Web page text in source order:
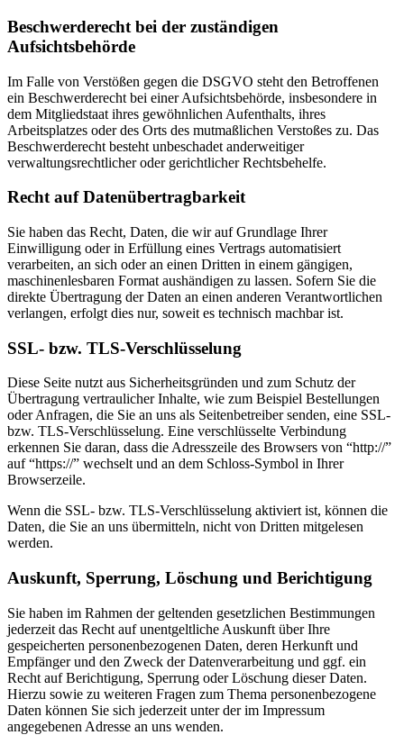
Beschwerderecht bei der zuständigen
Aufsichtsbehörde
Im Falle von Verstößen gegen die DSGVO steht den Betroffenen
ein Beschwerderecht bei einer Aufsichtsbehörde, insbesondere in
dem Mitgliedstaat ihres gewöhnlichen Aufenthalts, ihres
Arbeitsplatzes oder des Orts des mutmaßlichen Verstoßes zu. Das
Beschwerderecht besteht unbeschadet anderweitiger
verwaltungsrechtlicher oder gerichtlicher Rechtsbehelfe.
Recht auf Datenübertragbarkeit
Sie haben das Recht, Daten, die wir auf Grundlage Ihrer
Einwilligung oder in Erfüllung eines Vertrags automatisiert
verarbeiten, an sich oder an einen Dritten in einem gängigen,
maschinenlesbaren Format aushändigen zu lassen. Sofern Sie die
direkte Übertragung der Daten an einen anderen Verantwortlichen
verlangen, erfolgt dies nur, soweit es technisch machbar ist.
SSL- bzw. TLS-Verschlüsselung
Diese Seite nutzt aus Sicherheitsgründen und zum Schutz der
Übertragung vertraulicher Inhalte, wie zum Beispiel Bestellungen
oder Anfragen, die Sie an uns als Seitenbetreiber senden, eine SSL-
bzw. TLS-Verschlüsselung. Eine verschlüsselte Verbindung
erkennen Sie daran, dass die Adresszeile des Browsers von “http://”
auf “https://” wechselt und an dem Schloss-Symbol in Ihrer
Browserzeile.
Wenn die SSL- bzw. TLS-Verschlüsselung aktiviert ist, können die
Daten, die Sie an uns übermitteln, nicht von Dritten mitgelesen
werden.
Auskunft, Sperrung, Löschung und Berichtigung
Sie haben im Rahmen der geltenden gesetzlichen Bestimmungen
jederzeit das Recht auf unentgeltliche Auskunft über Ihre
gespeicherten personenbezogenen Daten, deren Herkunft und
Empfänger und den Zweck der Datenverarbeitung und ggf. ein
Recht auf Berichtigung, Sperrung oder Löschung dieser Daten.
Hierzu sowie zu weiteren Fragen zum Thema personenbezogene
Daten können Sie sich jederzeit unter der im Impressum
angegebenen Adresse an uns wenden.